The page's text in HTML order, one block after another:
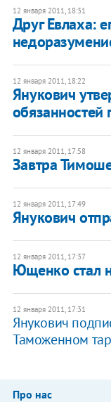
12 января 2011, 18:31
Друг Евлаха:
12 января 2011, 18:22
Янукович
обязанностей
12 января 2011, 17:58
Завтра
12 января 2011, 17:49
​Янукович
12 января 2011, 17:37
Ющенко стал
12 января 2011, 17:31
Янукович
Таможенном
Про нас